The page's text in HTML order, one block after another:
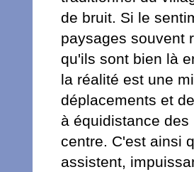
de bruit. Si le
paysages souvent
qu'ils sont bien là
la réalité est une
déplacements et
à équidistance
centre. C'est ainsi
assistent,